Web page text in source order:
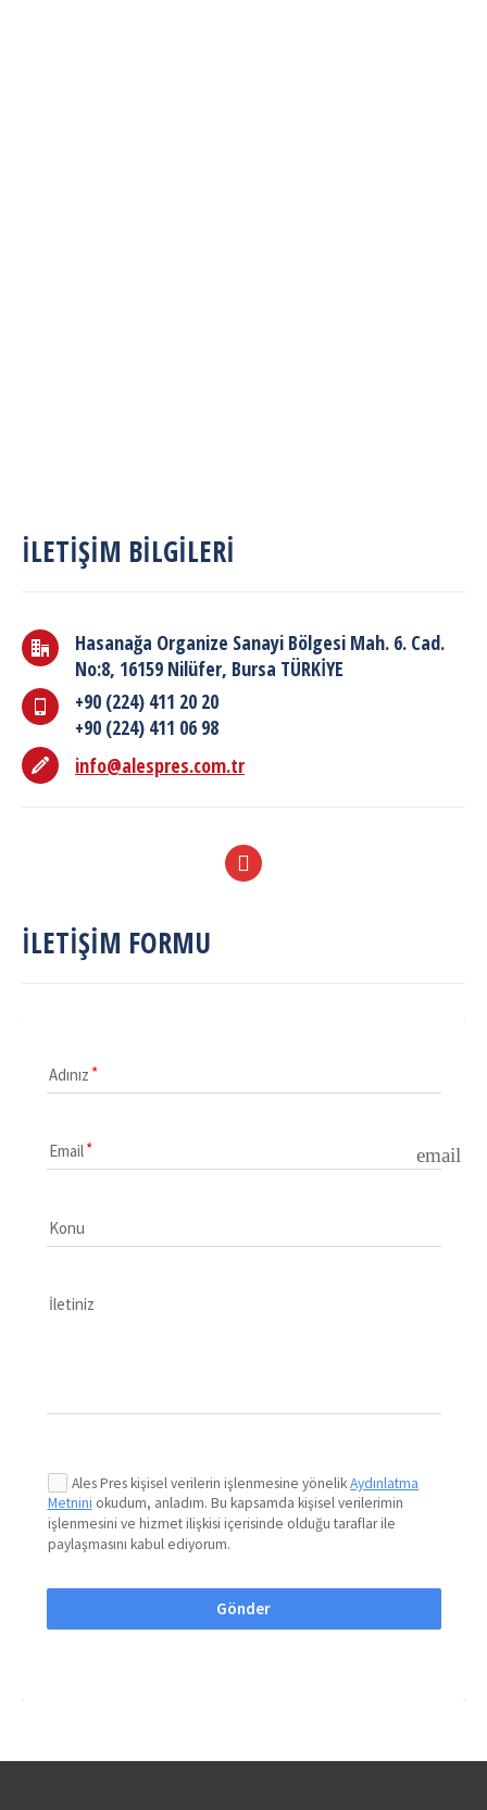
İLETIŞIM BILGILERI
Hasanağa Organize Sanayi Bölgesi Mah. 6. Cad.
No:8, 16159 Nilüfer, Bursa TÜRKİYE
+90 (224) 411 20 20
+90 (224) 411 06 98
info@alespres.com.tr
YouTube
İLETIŞIM FORMU
Adınız
Email email
Konu
İletiniz
Ales Pres kişisel verilerin işlenmesine yönelikAydınlatma
Metnini okudum, anladım. Bu kapsamda kişisel verilerimin
işlenmesini ve hizmet ilişkisi içerisinde olduğu taraflar ile
paylaşmasını kabul ediyorum.
Gönder